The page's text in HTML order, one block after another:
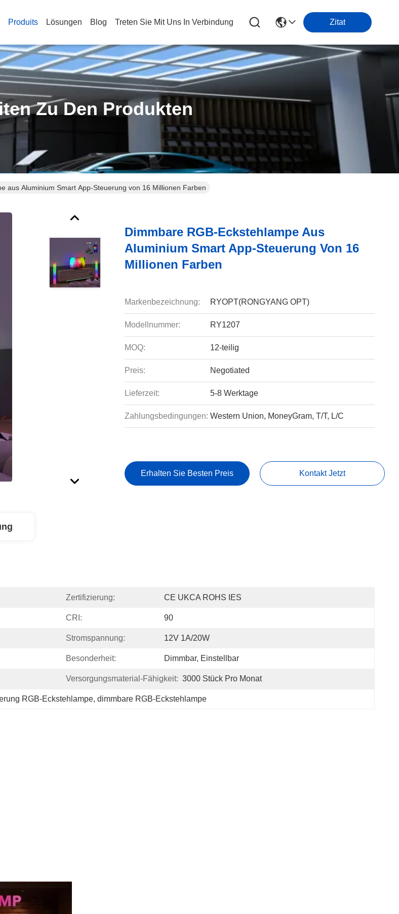
Produits Lösungen Blog Treten Sie Mit Uns In Verbindung Zitat
Zu Den Produkten
aus Aluminium Smart App-Steuerung von 16 Millionen Farben
Dimmbare RGB-Eckstehlampe Aus
Aluminium Smart App-Steuerung Von 16
Millionen Farben
Markenbezeichnung: RYOPT(RONGYANG OPT)
Modellnummer: RY1207
MOQ: 12-teilig
Preis: Negotiated
Lieferzeit: 5-8 Werktage
Zahlungsbedingungen: Western Union, MoneyGram, T/T, L/C
Erhalten Sie Besten Preis Kontakt Jetzt
Zertifizierung: CE UKCA ROHS IES
CRI: 90
Stromspannung: 12V 1A/20W
Besonderheit: ‎Dimmbar, Einstellbar
Versorgungsmaterial-Fähigkeit: 3000 Stück Pro Monat
RGB-Eckstehlampe, dimmbare RGB-Eckstehlampe